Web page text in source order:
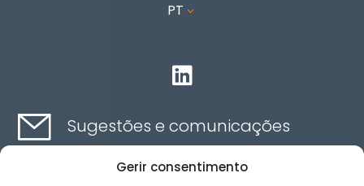
Gerir consentimento
PT 3

Sugestões e comunicações